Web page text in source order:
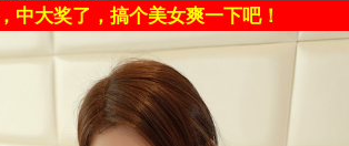
中大奖了，搞个美女爽一下吧！